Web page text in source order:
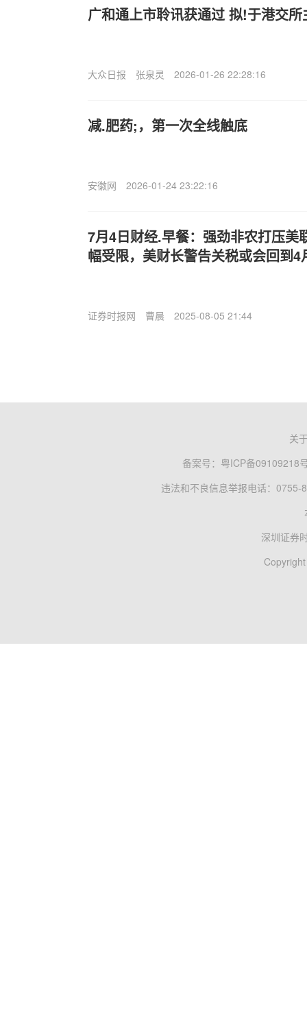
广和通上市聆讯获通过 拟!于港交所
大众日报 张泉灵 2026-01-26 22:28:16
减.肥药;，第一次全线触底
安徽网 2026-01-24 23:22:16
7月4日财经.早餐：强劲非农打压美
幅受限，美财长警告关税或会回到4
证券时报网 曹晨 2025-08-05 21:44
关
备案号： 粤ICP备09109218
违法和不良信息举报电话：0755-
深圳证券